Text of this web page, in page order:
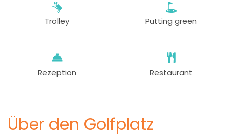
Trolley Putting green
Rezeption Restaurant
Über den Golfplatz